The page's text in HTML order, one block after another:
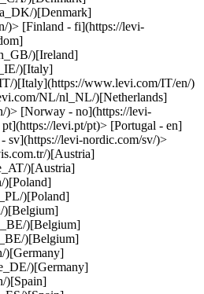
)[Denmark]
)> [Finland - fi](https://levi-
)[Ireland]
)[Italy]
)[Italy](https://www.levi.com/IT/en/)
NL/nl_NL/)[Netherlands]
)> [Norway - no](https://levi-
levi.pt/pt)> [Portugal - en]
sv](https://levi-nordic.com/sv/)>
)[Austria]
)[Austria]
)[Poland]
)[Poland]
)[Belgium]
)[Belgium]
)[Belgium]
)[Germany]
)[Germany]
)[Spain]